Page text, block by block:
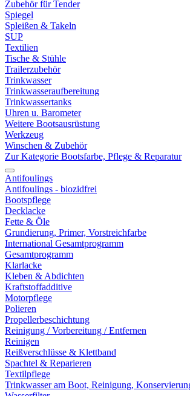
Zubehör für Tender
Spiegel
Spleißen & Takeln
SUP
Textilien
Tische & Stühle
Trailerzubehör
Trinkwasser
Trinkwasseraufbereitung
Trinkwassertanks
Uhren u. Barometer
Weitere Bootsausrüstung
Werkzeug
Winschen & Zubehör
Zur Kategorie Bootsfarbe, Pflege & Reparatur
Antifoulings
Antifoulings - biozidfrei
Bootspflege
Decklacke
Fette & Öle
Grundierung, Primer, Vorstreichfarbe
International Gesamtprogramm
Gesamtprogramm
Klarlacke
Kleben & Abdichten
Kraftstoffadditive
Motorpflege
Polieren
Propellerbeschichtung
Reinigung / Vorbereitung / Entfernen
Reinigen
Reißverschlüsse & Klettband
Spachtel & Reparieren
Textilpflege
Trinkwasser am Boot, Reinigung,